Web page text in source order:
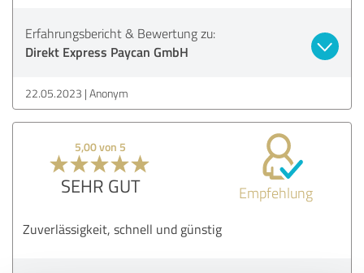
Erfahrungsbericht & Bewertung zu:
Direkt Express Paycan GmbH
22.05.2023 Anonym
5,00 von 5
SEHR GUT Empfehlung
Zuverlässigkeit, schnell und günstig